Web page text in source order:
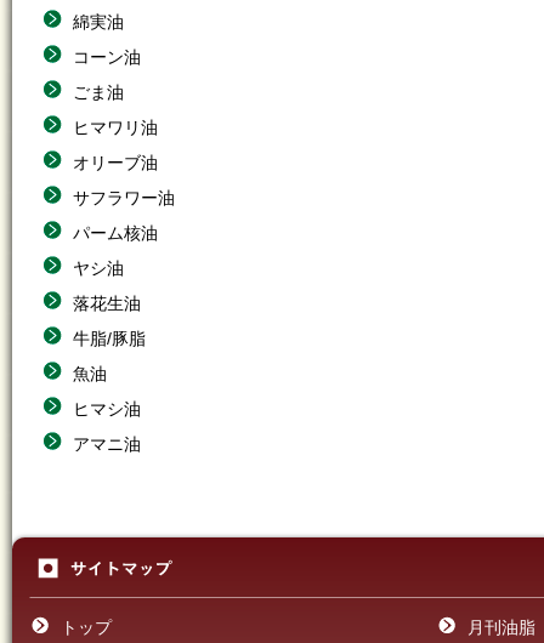
綿実油
コーン油
ごま油
ヒマワリ油
オリーブ油
サフラワー油
パーム核油
ヤシ油
落花生油
牛脂/豚脂
魚油
ヒマシ油
アマニ油
トップ 月刊油脂